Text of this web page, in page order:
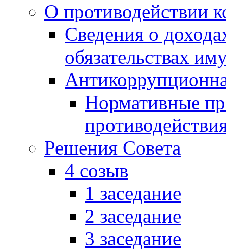
О противодействии
Сведения о
обязательствах
Нормативные
Решения Совета
4 созыв
1 заседание
2 заседание
3 заседание